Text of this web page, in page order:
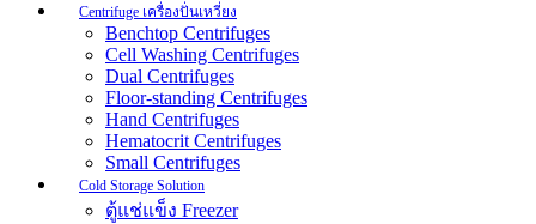
Centrifuge เครื่องปั่นเหวี่ยง
Benchtop Centrifuges
Cell Washing Centrifuges
Dual Centrifuges
Floor-standing Centrifuges
Hand Centrifuges
Hematocrit Centrifuges
Small Centrifuges
Cold Storage Solution
ตู้แช่แข็ง Freezer